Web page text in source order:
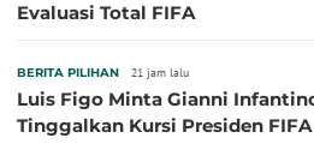
Evaluasi Total FIFA
BERITA PILIHAN 21 jam lalu
Luis Figo Minta Gianni
Tinggalkan Kursi Presiden FIFA